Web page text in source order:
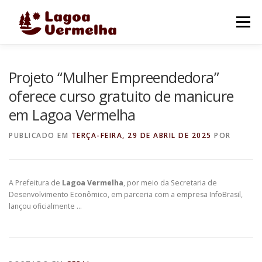
Menu
FALE CONOSCO
Projeto “Mulher Empreendedora”
oferece curso gratuito de manicure
em Lagoa Vermelha
PUBLICADO EM TERÇA-FEIRA, 29 DE ABRIL DE 2025 POR
A Prefeitura de Lagoa Vermelha, por meio da Secretaria de
Desenvolvimento Econômico, em parceria com a empresa InfoBrasil,
lançou oficialmente …